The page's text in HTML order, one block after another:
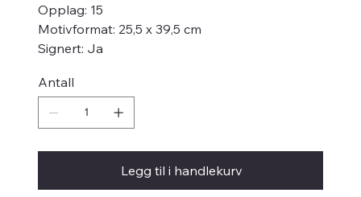
Opplag: 15
Motivformat: 25,5 x 39,5 cm
Signert: Ja
Antall
Legg til i handlekurv